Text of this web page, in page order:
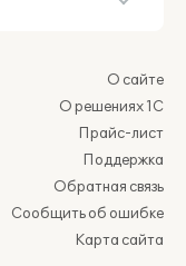
О сайте
О решениях 1С
Прайс-лист
Поддержка
Обратная связь
Сообщить об ошибке
Карта сайта